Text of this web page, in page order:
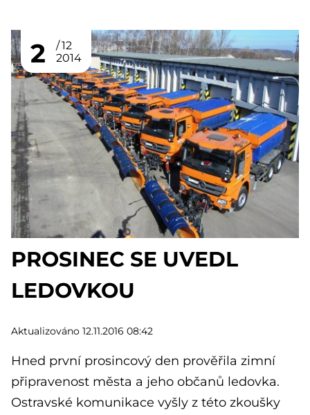
2
12
2014
PROSINEC SE UVEDL
LEDOVKOU
Aktualizováno 12.11.2016 08:42
Hned první prosincový den prověřila zimní
připravenost města a jeho občanů ledovka.
Ostravské komunikace vyšly z této zkoušky